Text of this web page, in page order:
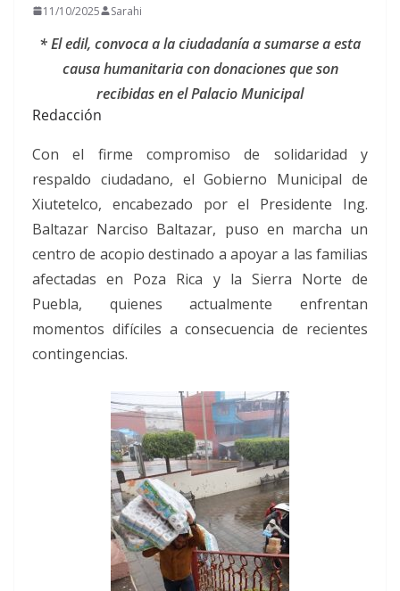
11/10/2025 Sarahi
* El edil, convoca a la ciudadanía a sumarse a esta
causa humanitaria con donaciones que son
recibidas en el Palacio Municipal
Redacción
Con el firme compromiso de solidaridad y
respaldo ciudadano, el Gobierno Municipal de
Xiutetelco, encabezado por el Presidente Ing.
Baltazar Narciso Baltazar, puso en marcha un
centro de acopio destinado a apoyar a las familias
afectadas en Poza Rica y la Sierra Norte de
Puebla, quienes actualmente enfrentan
momentos difíciles a consecuencia de recientes
contingencias.